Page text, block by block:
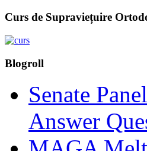
Curs de Supraviețuire
Blogroll
Senate
Answer